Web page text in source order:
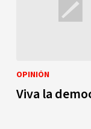
OPINIÓN
Viva la